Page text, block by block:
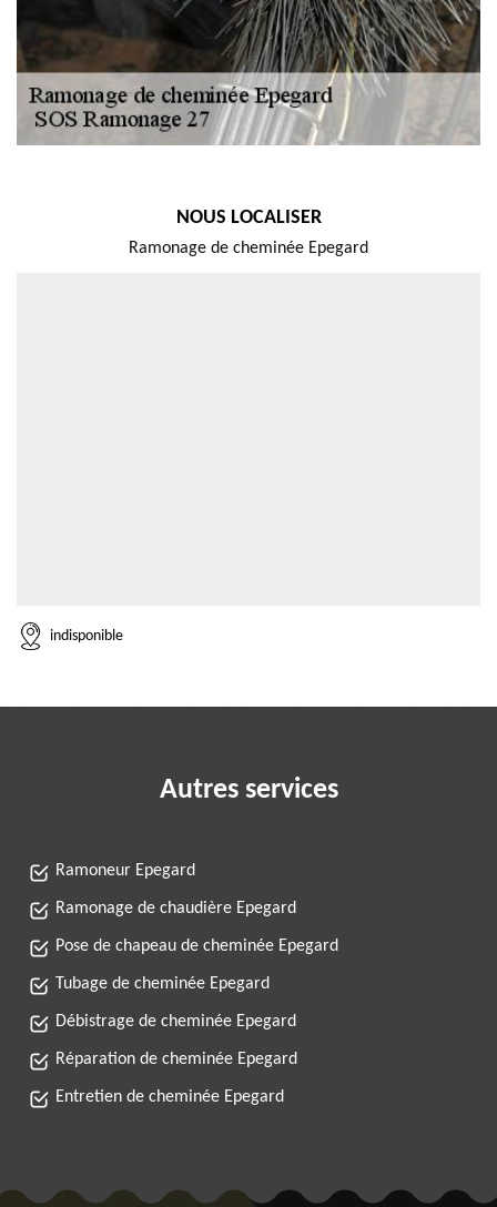
NOUS LOCALISER
Ramonage de cheminée Epegard
indisponible
Autres services
Ramoneur Epegard
Ramonage de chaudière Epegard
Pose de chapeau de cheminée Epegard
Tubage de cheminée Epegard
Débistrage de cheminée Epegard
Réparation de cheminée Epegard
Entretien de cheminée Epegard